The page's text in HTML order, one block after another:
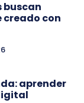
buscan
creado con
aprender